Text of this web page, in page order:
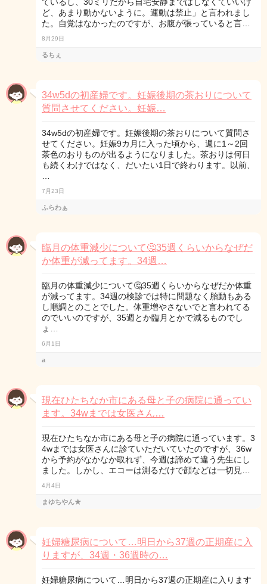
ど、あまり動かないように。運動は禁止」と言われまし
た。自覚はなかったのですが、お腹が張っていると言…
8月29日
るちぇ
34w5dの初産婦です。妊娠後期の茶おりについて
質問させてください。妊娠…
34w5dの初産婦です。妊娠後期の茶おりについて質問さ
せてください。妊娠9カ月に入った頃から、週に1～2回
茶色のおりものが出るようになりました。茶おりは何日
も続くわけではなく、だいたい1日で終わります。以前、
7月23日
ふらわぁ
臨月の体重減少について🤔35週くらいからなぜだ
か体重が減ってます。34週…
臨月の体重減少について🤔35週くらいからなぜだか体重
が減ってます。34週の検診では特に問題なく胎動もある
し順調とのことでした。体重増やさないでと言われてる
のでいいのですが、35週とか臨月とかで減るものでし
ょ…
6月1日
a
現在ひたちなか市にある母と子の病院に通ってい
ます。34wまでは女医さん…
現在ひたちなか市にある母と子の病院に通っています。3
4wまでは女医さんに診ていただいていたのですが、36w
から予約がなかなか取れず、今週は諦めて違う先生にし
ました。しかし、エコーは測るだけで顔などは一切見…
4月4日
まゆちやん★
妊婦糖尿病について…明日から37週の正期産に入
りますが、34週・36週時の…
妊婦糖尿病について…明日から37週の正期産に入ります